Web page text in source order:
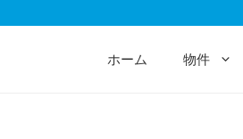
ホーム 物件